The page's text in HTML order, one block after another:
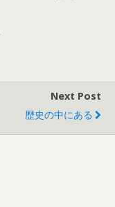
Next Post
歴史の中にある